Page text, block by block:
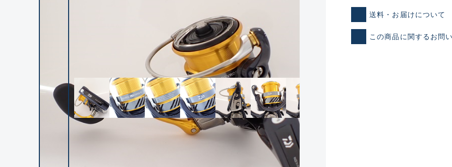
良
新古品（メーカー問屋から
送料・お届けについて
この商品に関するお問